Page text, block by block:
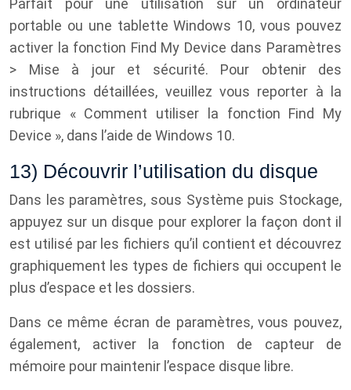
Parfait pour une utilisation sur un ordinateur
portable ou une tablette Windows 10, vous pouvez
activer la fonction Find My Device dans Paramètres
> Mise à jour et sécurité. Pour obtenir des
instructions détaillées, veuillez vous reporter à la
rubrique « Comment utiliser la fonction Find My
Device », dans l’aide de Windows 10.
13) Découvrir l’utilisation du disque
Dans les paramètres, sous Système puis Stockage,
appuyez sur un disque pour explorer la façon dont il
est utilisé par les fichiers qu’il contient et découvrez
graphiquement les types de fichiers qui occupent le
plus d’espace et les dossiers.
Dans ce même écran de paramètres, vous pouvez,
également, activer la fonction de capteur de
mémoire pour maintenir l’espace disque libre.